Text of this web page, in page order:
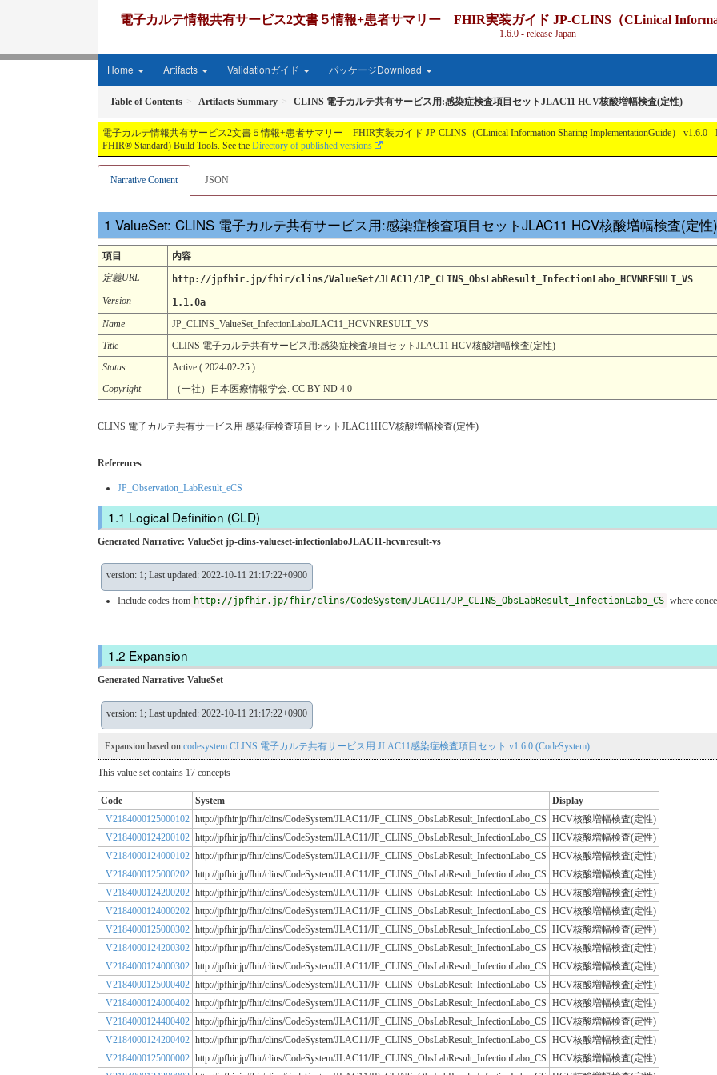
電子カルテ情報共有サービス2文書５情報+患者サマリー FHIR実装ガイド JP-CLINS（CLinical
1.6.0 - release Japan
Home Artifacts Validationガイド パッケージDownload
Table of Contents Artifacts Summary CLINS 電子カルテ共有サービス用:感染症検査項目セットJLAC11 HCV核酸増幅検査(定性)
電子カルテ情報共有サービス2文書５情報+患者サマリー FHIR実装ガイド JP-CLINS（CLinical Information Sharing ImplementationGuide） v1.6.0 -
FHIR® Standard) Build Tools. See the Directory of published versions
Narrative Content JSON
ValueSet: CLINS 電子カルテ共有サービス用:感染症検査項目セットJLAC11 HCV核酸増幅検査(定性)
項目
内容
定義URL
http://jpfhir.jp/fhir/clins/ValueSet/JLAC11/JP_CLINS_ObsLabResult_InfectionLabo_HCVNRESULT_VS
Version
1.1.0a
Name
JP_CLINS_ValueSet_InfectionLaboJLAC11_HCVNRESULT_VS
Title
CLINS 電子カルテ共有サービス用:感染症検査項目セットJLAC11 HCV核酸増幅検査(定性)
Status
Active ( 2024-02-25 )
Copyright
（一社）日本医療情報学会. CC BY-ND 4.0
CLINS 電子カルテ共有サービス用 感染症検査項目セットJLAC11HCV核酸増幅検査(定性)
References
JP_Observation_LabResult_eCS
Logical Definition (CLD)
Generated Narrative: ValueSet jp-clins-valueset-infectionlaboJLAC11-hcvnresult-vs
version: 1; Last updated: 2022-10-11 21:17:22+0900
Include codes from http://jpfhir.jp/fhir/clins/CodeSystem/JLAC11/JP_CLINS_ObsLabResult_InfectionLabo_CS where
Expansion
Generated Narrative: ValueSet
version: 1; Last updated: 2022-10-11 21:17:22+0900
Expansion based on codesystem CLINS 電子カルテ共有サービス用:JLAC11感染症検査項目セット v1.6.0 (CodeSystem)
This value set contains 17 concepts
Code System
Display
V2184000125000102 http://jpfhir.jp/fhir/clins/CodeSystem/JLAC11/JP_CLINS_ObsLabResult_InfectionLabo_CS HCV核酸増幅検査(定性)
V2184000124200102 http://jpfhir.jp/fhir/clins/CodeSystem/JLAC11/JP_CLINS_ObsLabResult_InfectionLabo_CS HCV核酸増幅検査(定性)
V2184000124000102 http://jpfhir.jp/fhir/clins/CodeSystem/JLAC11/JP_CLINS_ObsLabResult_InfectionLabo_CS HCV核酸増幅検査(定性)
V2184000125000202 http://jpfhir.jp/fhir/clins/CodeSystem/JLAC11/JP_CLINS_ObsLabResult_InfectionLabo_CS HCV核酸増幅検査(定性)
V2184000124200202 http://jpfhir.jp/fhir/clins/CodeSystem/JLAC11/JP_CLINS_ObsLabResult_InfectionLabo_CS HCV核酸増幅検査(定性)
V2184000124000202 http://jpfhir.jp/fhir/clins/CodeSystem/JLAC11/JP_CLINS_ObsLabResult_InfectionLabo_CS HCV核酸増幅検査(定性)
V2184000125000302 http://jpfhir.jp/fhir/clins/CodeSystem/JLAC11/JP_CLINS_ObsLabResult_InfectionLabo_CS HCV核酸増幅検査(定性)
V2184000124200302 http://jpfhir.jp/fhir/clins/CodeSystem/JLAC11/JP_CLINS_ObsLabResult_InfectionLabo_CS HCV核酸増幅検査(定性)
V2184000124000302 http://jpfhir.jp/fhir/clins/CodeSystem/JLAC11/JP_CLINS_ObsLabResult_InfectionLabo_CS HCV核酸増幅検査(定性)
V2184000125000402 http://jpfhir.jp/fhir/clins/CodeSystem/JLAC11/JP_CLINS_ObsLabResult_InfectionLabo_CS HCV核酸増幅検査(定性)
V2184000124000402 http://jpfhir.jp/fhir/clins/CodeSystem/JLAC11/JP_CLINS_ObsLabResult_InfectionLabo_CS HCV核酸増幅検査(定性)
V2184000124400402 http://jpfhir.jp/fhir/clins/CodeSystem/JLAC11/JP_CLINS_ObsLabResult_InfectionLabo_CS HCV核酸増幅検査(定性)
V2184000124200402 http://jpfhir.jp/fhir/clins/CodeSystem/JLAC11/JP_CLINS_ObsLabResult_InfectionLabo_CS HCV核酸増幅検査(定性)
V2184000125000002 http://jpfhir.jp/fhir/clins/CodeSystem/JLAC11/JP_CLINS_ObsLabResult_InfectionLabo_CS HCV核酸増幅検査(定性)